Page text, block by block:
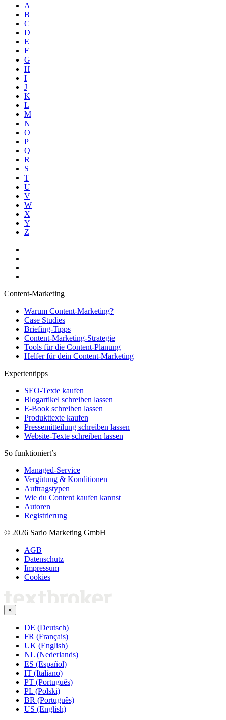
A
B
C
D
E
F
G
H
I
J
K
L
M
N
O
P
Q
R
S
T
U
V
W
X
Y
Z
Content-Marketing
Warum Content-Marketing?
Case Studies
Briefing-Tipps
Content-Marketing-Strategie
Tools für die Content-Planung
Helfer für dein Content-Marketing
Expertentipps
SEO-Texte kaufen
Blogartikel schreiben lassen
E-Book schreiben lassen
Produkttexte kaufen
Pressemitteilung schreiben lassen
Website-Texte schreiben lassen
So funktioniert’s
Managed-Service
Vergütung & Konditionen
Auftragstypen
Wie du Content kaufen kannst
Autoren
Registrierung
© 2026 Sario Marketing GmbH
AGB
Datenschutz
Impressum
Cookies
×
DE (Deutsch)
FR (Français)
UK (English)
NL (Nederlands)
ES (Español)
IT (Italiano)
PT (Português)
PL (Polski)
BR (Português)
US (English)